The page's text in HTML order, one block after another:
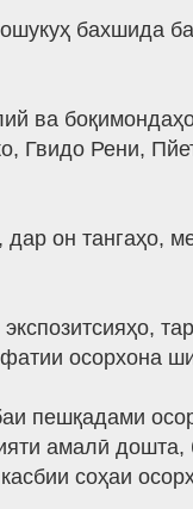
бахшида
ва
Гвидо Рени,
он тангаҳо,
осорхона
пешқадами
амалӣ дошта,
соҳаи